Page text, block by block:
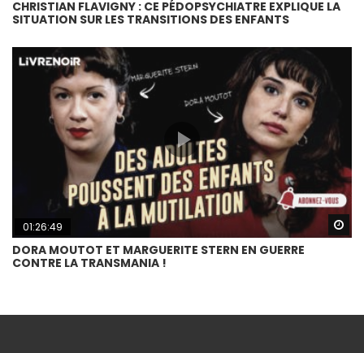
CHRISTIAN FLAVIGNY : CE PÉDOPSYCHIATRE EXPLIQUE LA
SITUATION SUR LES TRANSITIONS DES ENFANTS
01:26:49
DORA MOUTOT ET MARGUERITE STERN EN GUERRE
CONTRE LA TRANSMANIA !